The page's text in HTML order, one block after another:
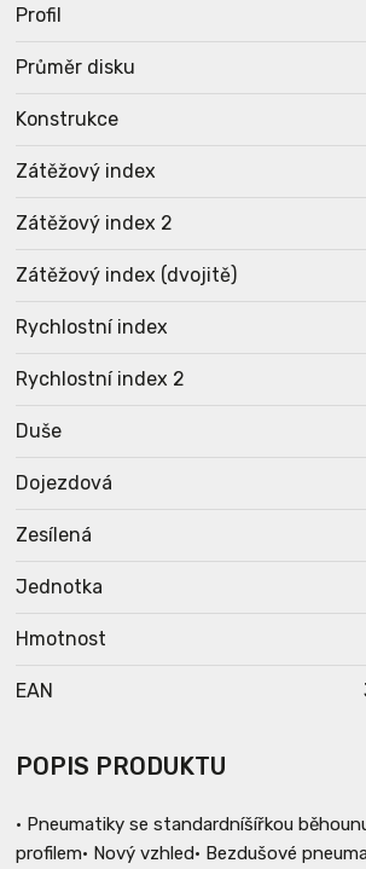
Profil
Průměr disku
Konstrukce
Zátěžový index
Zátěžový index 2
Zátěžový index (dvojitě)
Rychlostní index
Rychlostní index 2
Duše
Dojezdová
Zesílená
Jednotka
Hmotnost
EAN
POPIS PRODUKTU
• Pneumatiky se standardníšířkou
profilem• Nový vzhled• Bezdušové